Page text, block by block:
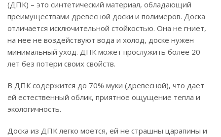
(ДПК) – это синтетический материал, обладающий
преимуществами древесной доски и полимеров. Доска
отличается исключительной стойкостью. Она не гниет,
на нее не воздействуют вода и холод, доске нужен
минимальный уход. ДПК может прослужить более 20
лет без потери своих свойств.
В ДПК содержится до 70% муки (древесной), что дает
ей естественный облик, приятное ощущение тепла и
экологичность.
Доска из ДПК легко моется, ей не страшны царапины и